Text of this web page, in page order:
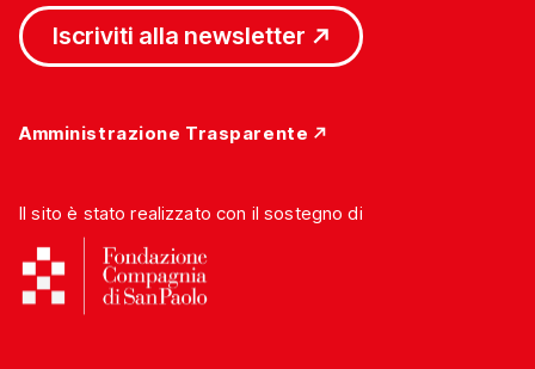
Iscriviti alla newsletter
Amministrazione Trasparente
Il sito è stato realizzato con il sostegno di